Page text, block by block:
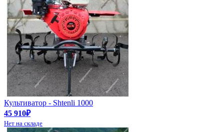
Культиватор - Shtenli 1000
45 910₽
Нет на складе